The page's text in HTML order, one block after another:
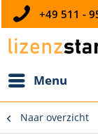
+49 511 -
Menu
Naar overzicht